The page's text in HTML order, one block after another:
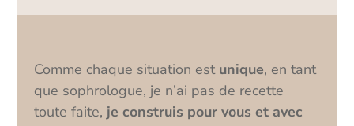
Comme chaque situation est unique, en tant
que sophrologue, je n’ai pas de recette
toute faite, je construis pour vous et avec